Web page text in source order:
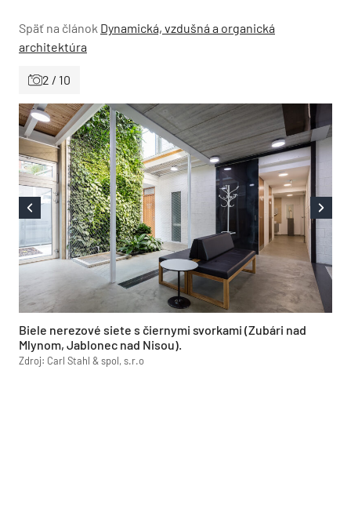
Späť na článok Dynamická, vzdušná a organická
architektúra
2 / 10
Biele nerezové siete s čiernymi svorkami (Zubári nad
Mlynom, Jablonec nad Nisou).
Zdroj: Carl Stahl & spol, s.r.o